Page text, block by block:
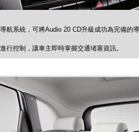
航系統，可將Audio 20 CD升級成功為完備的
行控制，讓車主即時掌握交通堵塞資訊。